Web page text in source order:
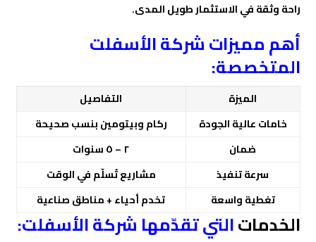
راحة وثقة في الاستثمار طويل المدى.
أهم مميزات شركة الأسفلت
المتخصصة:
الميزة
التفاصيل
خامات عالية الجودة
ركام وبيتومين بنسب صحيحة
ضمان
٢ – ٥ سنوات
سرعة تنفيذ
مشاريع تُسلّم في الوقت
تغطية واسعة
تخدم أحياء + مناطق صناعية
الخدماتالتي تقدّمها شركة الأسفلت: